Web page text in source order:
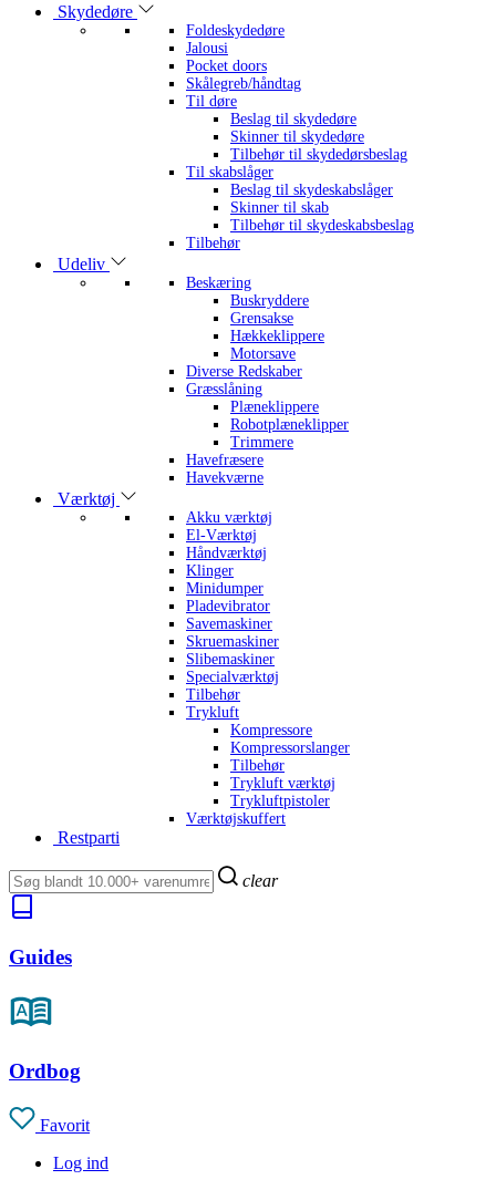
Skydedøre
Foldeskydedøre
Jalousi
Pocket doors
Skålegreb/håndtag
Til døre
Beslag til skydedøre
Skinner til skydedøre
Tilbehør til skydedørsbeslag
Til skabslåger
Beslag til skydeskabslåger
Skinner til skab
Tilbehør til skydeskabsbeslag
Tilbehør
Udeliv
Beskæring
Buskryddere
Grensakse
Hækkeklippere
Motorsave
Diverse Redskaber
Græsslåning
Plæneklippere
Robotplæneklipper
Trimmere
Havefræsere
Havekværne
Værktøj
Akku værktøj
El-Værktøj
Håndværktøj
Klinger
Minidumper
Pladevibrator
Savemaskiner
Skruemaskiner
Slibemaskiner
Specialværktøj
Tilbehør
Trykluft
Kompressore
Kompressorslanger
Tilbehør
Trykluft værktøj
Trykluftpistoler
Værktøjskuffert
Restparti
clear
Guides
Ordbog
Favorit
Log ind